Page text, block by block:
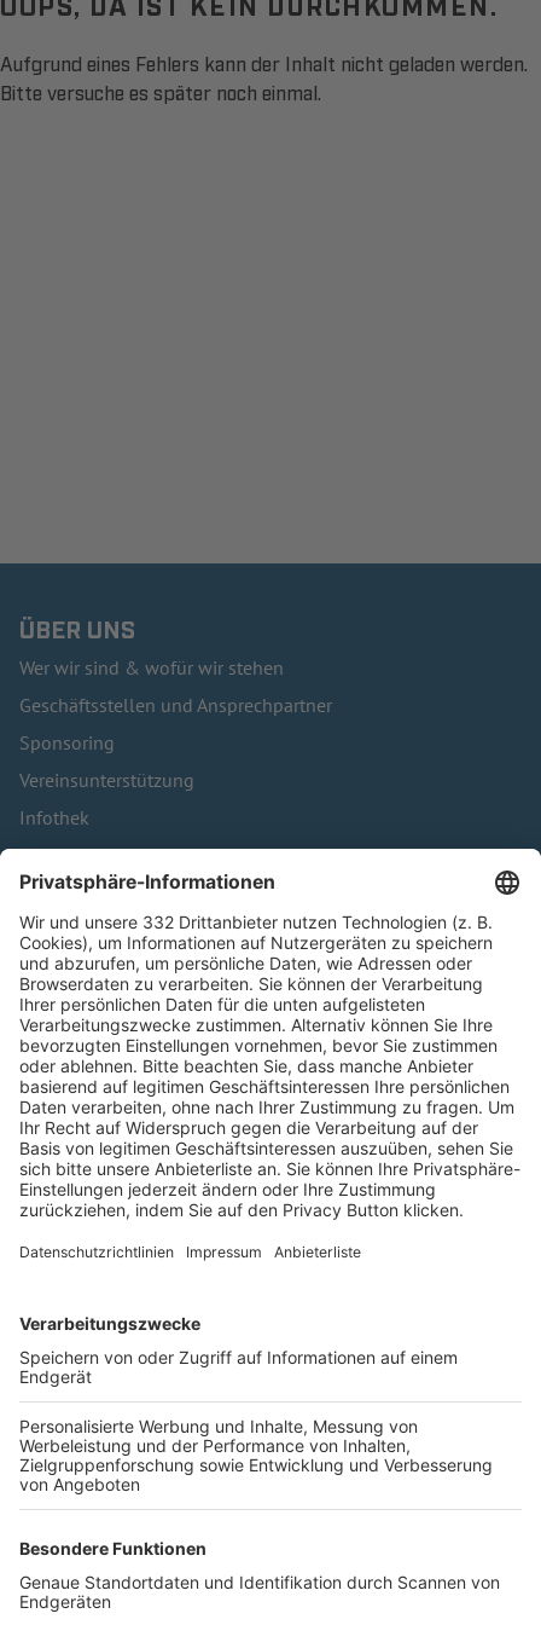
Aufgrund eines Fehlers kann der Inhalt nicht geladen werden.
Bitte versuche es später noch einmal.
ÜBER UNS
Wer wir sind & wofür wir stehen
Geschäftsstellen und Ansprechpartner
Sponsoring
Vereinsunterstützung
Infothek
Kontakt
HÄUFIG BESUCHTE SEITEN
Pässe und Vereinswechsel
Trainerausbildung
Schulungsangebot Vereinsmitarbeiter
BFV-Geschäftsstellen
Trainerbörse
Login SpielPlus
FOLGE DEM BFV
TOP-VEREINE
TOP-PARTNER